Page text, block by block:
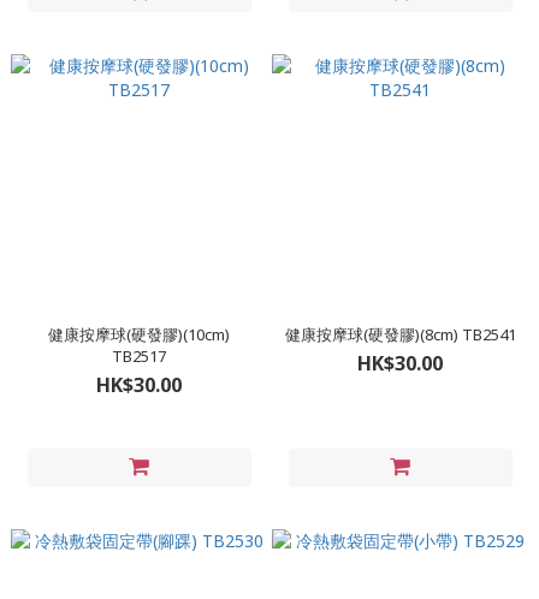
健康按摩球(硬發膠)(10cm)
TB2517
HK$30.00
健康按摩球(硬發膠)(8cm) TB2541
HK$30.00